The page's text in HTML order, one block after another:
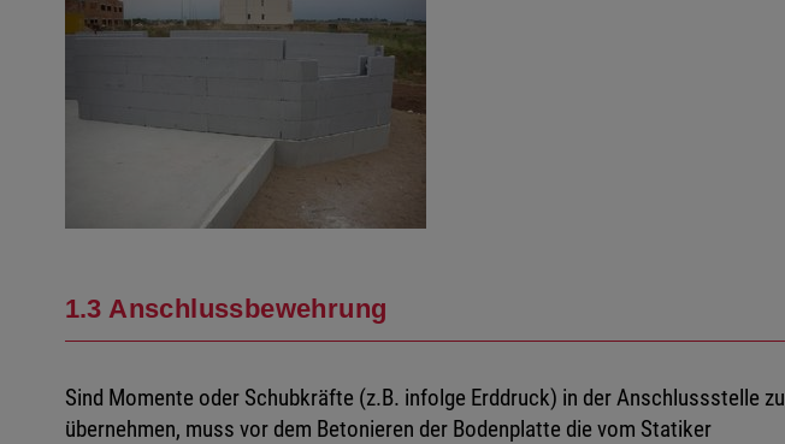
1.3 Anschlussbewehrung
Sind Momente oder Schubkräfte (z.B. infolge Erddruck) in der Anschlussstelle zu
übernehmen, muss vor dem Betonieren der Bodenplatte die vom Statiker